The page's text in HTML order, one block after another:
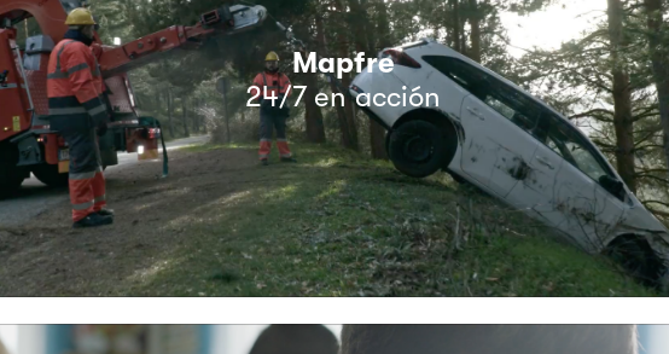
Mapfre
24/7 en acción